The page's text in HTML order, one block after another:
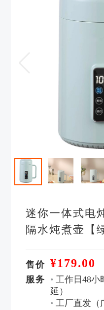
迷你一体式电
隔水炖煮壶【
售价 ¥179.00
服务 • 工作日48小
延）
• 工厂直发（